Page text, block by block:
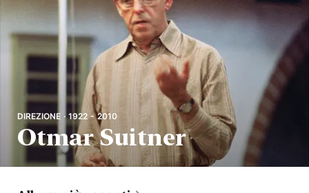
DIREZIONE · 1922 - 2010
Otmar Suitner